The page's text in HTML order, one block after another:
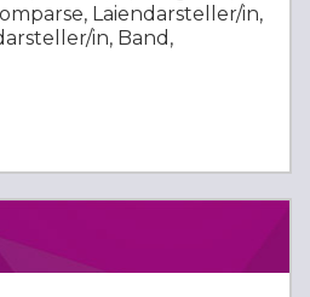
Laiendarsteller/in,
in, Band,